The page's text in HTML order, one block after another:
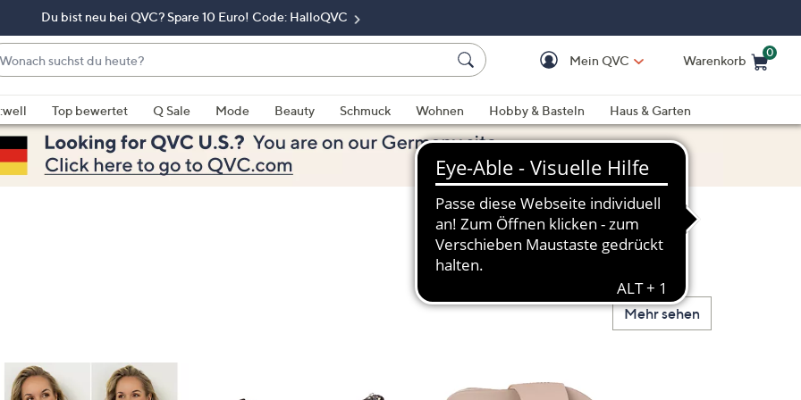
Du bist neu bei QVC? Spare 10 Euro! Code: HalloQVC
Mein QVC Warenkorb
0
Top bewertet Q Sale Mode Beauty Schmuck Wohnen Hobby & Basteln
Haus & Garten
Mehr sehen